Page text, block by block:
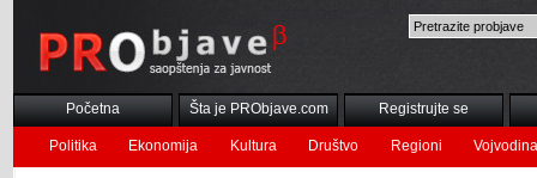
Početna Šta je PRObjave.com Registrujte se
Politika Ekonomija Kultura Društvo Regioni Vojvodina